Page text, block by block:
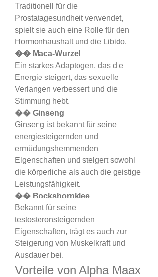
Traditionell für die
Prostatagesundheit verwendet,
spielt sie auch eine Rolle für den
Hormonhaushalt und die Libido.
�� Maca-Wurzel
Ein starkes Adaptogen, das die
Energie steigert, das sexuelle
Verlangen verbessert und die
Stimmung hebt.
�� Ginseng
Ginseng ist bekannt für seine
energiesteigernden und
ermüdungshemmenden
Eigenschaften und steigert sowohl
die körperliche als auch die geistige
Leistungsfähigkeit.
�� Bockshornklee
Bekannt für seine
testosteronsteigernden
Eigenschaften, trägt es auch zur
Steigerung von Muskelkraft und
Ausdauer bei.
Vorteile von Alpha Maax